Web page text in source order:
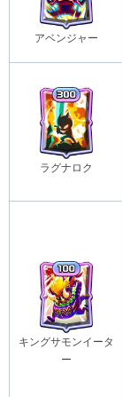
アベンジャー
ラグナロク
キングサモンイータ
ー